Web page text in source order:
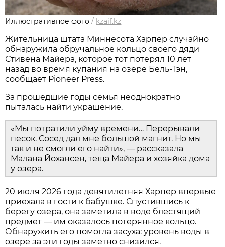
Иллюстративное фото / kzaif.kz
Жительница штата Миннесота Харпер случайно
обнаружила обручальное кольцо своего дяди
Стивена Майера, которое тот потерял 10 лет
назад во время купания на озере Бель-Тэн,
сообщает Pioneer Press.
За прошедшие годы семья неоднократно
пыталась найти украшение.
«Мы потратили уйму времени… Перерывали
песок. Сосед дал мне большой магнит. Но мы
так и не смогли его найти», — рассказала
Малана Йохансен, теща Майера и хозяйка дома
у озера.
20 июля 2026 года девятилетняя Харпер впервые
приехала в гости к бабушке. Спустившись к
берегу озера, она заметила в воде блестящий
предмет — им оказалось потерянное кольцо.
Обнаружить его помогла засуха: уровень воды в
озере за эти годы заметно снизился.